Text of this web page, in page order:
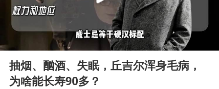
看守所辅警收受10万获刑1年
宇树科技发行价格150.80元/股
五粮液渠道价一箱上涨近百元
CIA被曝已秘密设立古巴工作组
Play
06:32
抽烟、酗酒、失眠，丘吉尔浑身毛病，
为啥能长寿90多？